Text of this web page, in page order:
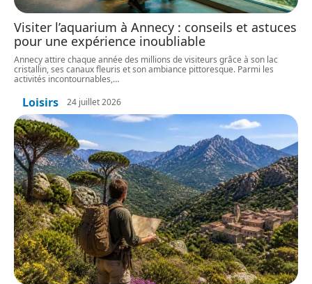
Visiter l’aquarium à Annecy : conseils et astuces
pour une expérience inoubliable
Annecy attire chaque année des millions de visiteurs grâce à son lac
cristallin, ses canaux fleuris et son ambiance pittoresque. Parmi les
activités incontournables,…
Loisirs 24 juillet 2026